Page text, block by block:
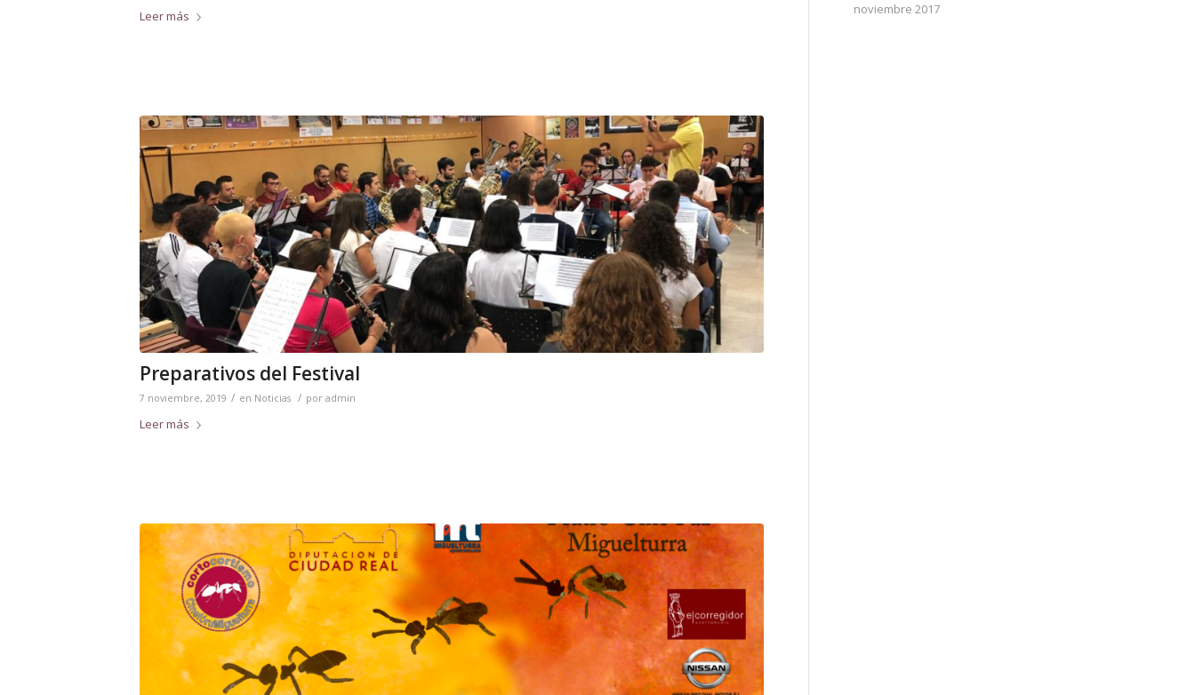
Leer más
Preparativos del Festival
7 noviembre, 2019 / en Noticias / por admin
Leer más
noviembre 2017